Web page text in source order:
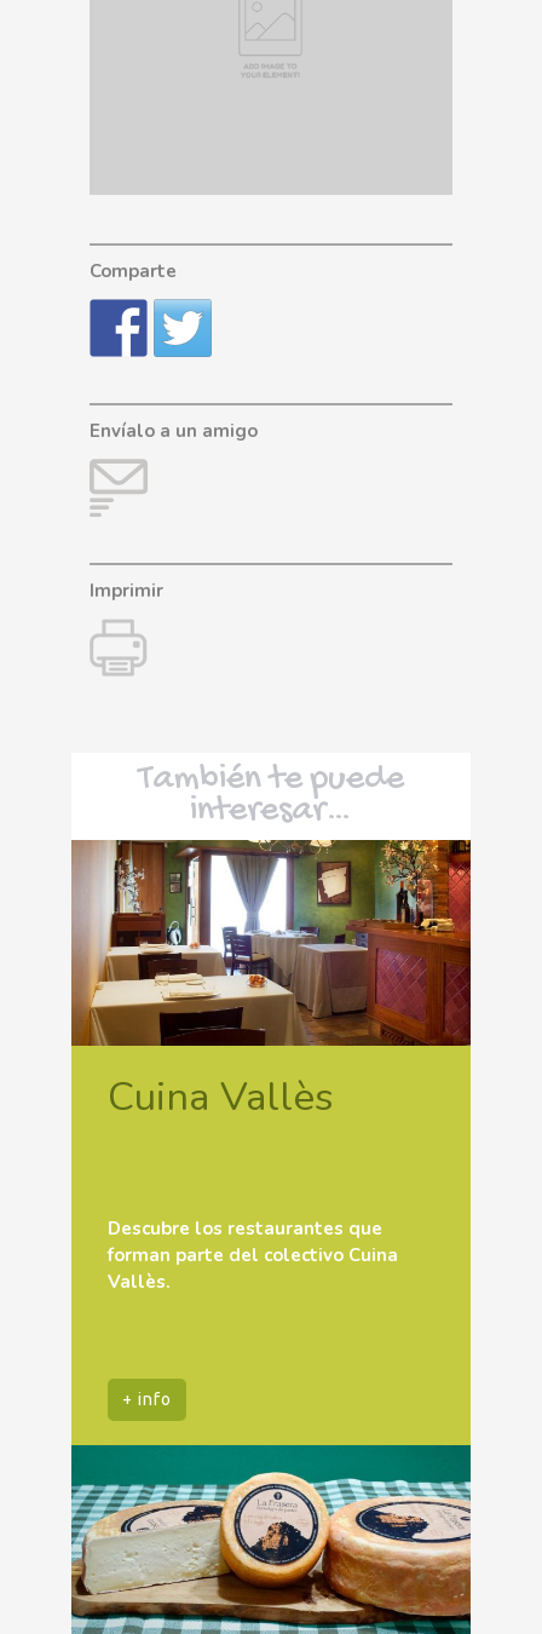
Comparte
Envíalo a un amigo
Imprimir
También te puede
interesar…
Cuina Vallès
Descubre los restaurantes que
forman parte del colectivo Cuina
Vallès.
+ info